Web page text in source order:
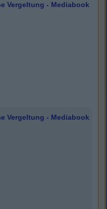
Vergeltung - Mediabook
Vergeltung - Mediabook